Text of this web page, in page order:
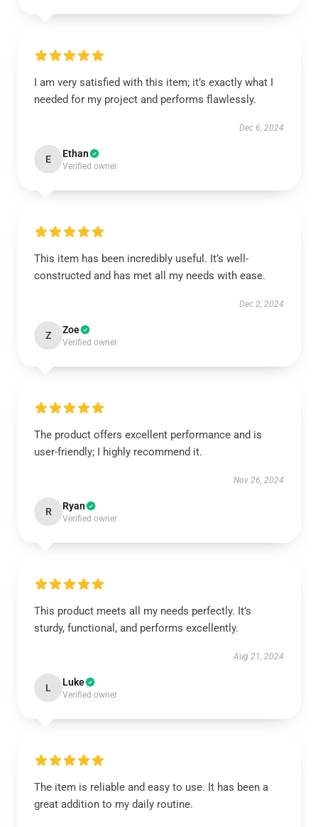
I am very satisfied with this item; it’s exactly what I
needed for my project and performs flawlessly.
Dec 6, 2024
E Ethan
Verified owner
This item has been incredibly useful. It’s well-
constructed and has met all my needs with ease.
Dec 2, 2024
Z Zoe
Verified owner
The product offers excellent performance and is
user-friendly; I highly recommend it.
Nov 26, 2024
R Ryan
Verified owner
This product meets all my needs perfectly. It’s
sturdy, functional, and performs excellently.
Aug 21, 2024
L Luke
Verified owner
The item is reliable and easy to use. It has been a
great addition to my daily routine.